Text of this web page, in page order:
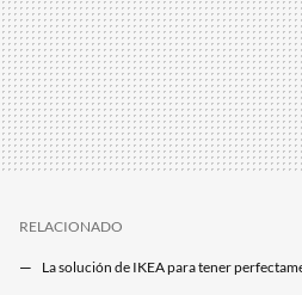
RELACIONADO